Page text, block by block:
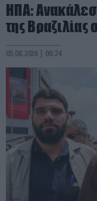
ΗΠΑ:
της Βραζιλίας
05.08.2026 | 06:24